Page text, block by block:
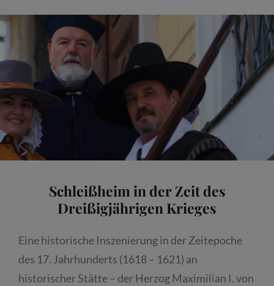
Schleißheim in der Zeit des
Dreißigjährigen Krieges
Eine historische Inszenierung in der Zeitepoche
des 17. Jahrhunderts (1618 – 1621) an
historischer Stätte – der Herzog Maximilian I. von